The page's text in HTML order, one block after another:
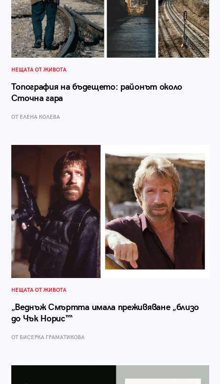
НЕЩАТА ОТ ЖИВОТА
Топография на бъдещето: районът около
Сточна гара
ОТ ЕЛЕНА КОЛЕВА
НЕЩАТА ОТ ЖИВОТА
„Веднъж Смъртта имала преживяване „близо
до Чък Норис““
ОТ БИСЕРКА ГРАМАТИКОВА